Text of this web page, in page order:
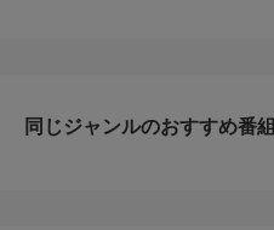
同じジャンルのおすすめ番組